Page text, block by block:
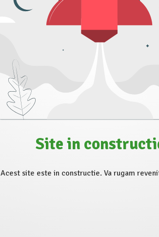
Site in
Acest site este in constructie. Va rugam